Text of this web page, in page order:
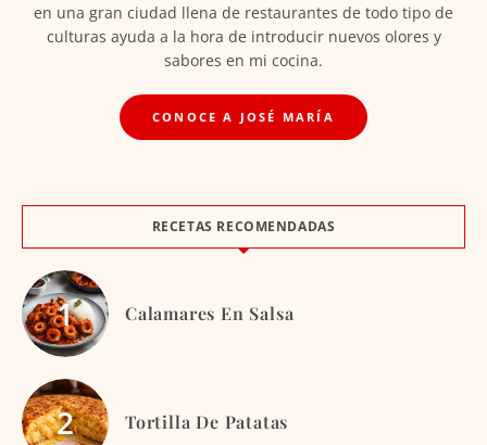
en una gran ciudad llena de restaurantes de todo tipo de
culturas ayuda a la hora de introducir nuevos olores y
sabores en mi cocina.
CONOCE A JOSÉ MARÍA
RECETAS RECOMENDADAS
Calamares En Salsa
Tortilla De Patatas